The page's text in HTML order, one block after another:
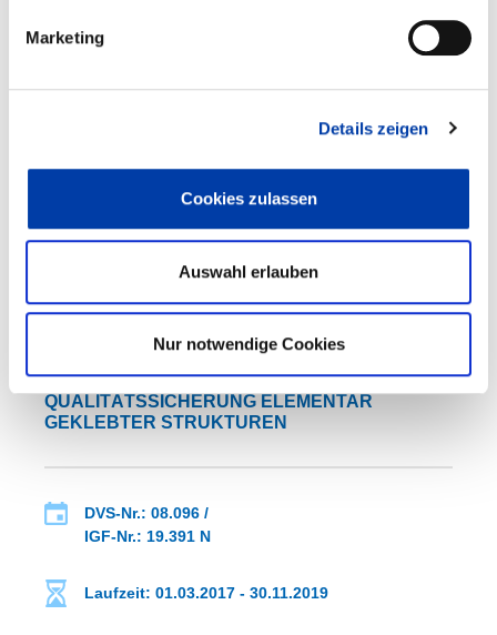
Marketing
Details zeigen
Cookies zulassen
Auswahl erlauben
Nur notwendige Cookies
DVS-Nr.: V4.017 /
Laufzeit: 01.03.2017 - 31.05.2019
WEITERE INFORMATIONEN
FA 08 ERGEBNIS
METHODEN ZUR ZERSTÖRUNGSFREIEN
PROZESSINTEGRIERTEN
QUALITÄTSSICHERUNG ELEMENTAR
GEKLEBTER STRUKTUREN
DVS-Nr.: 08.096 /
IGF-Nr.: 19.391 N
Laufzeit: 01.03.2017 - 30.11.2019